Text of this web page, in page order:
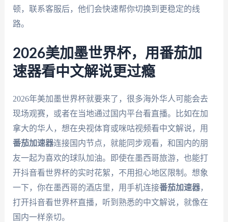
顿，联系客服后，他们会快速帮你切换到更稳定的线
路。
2026美加墨世界杯，用番茄加
速器看中文解说更过瘾
2026年美加墨世界杯就要来了，很多海外华人可能会去
现场观赛，或者在当地通过国内平台看直播。比如在加
拿大的华人，想在央视体育或咪咕视频看中文解说，用
番茄加速器连接国内节点，就能同步观看，和国内的朋
友一起为喜欢的球队加油。即使在墨西哥旅游，也能打
开抖音看世界杯的实时花絮，不用担心地区限制。想象
一下，你在墨西哥的酒店里，用手机连接番茄加速器，
打开抖音看世界杯直播，听到熟悉的中文解说，就像在
国内一样亲切。